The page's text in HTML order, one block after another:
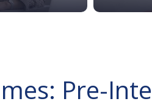
Pre-